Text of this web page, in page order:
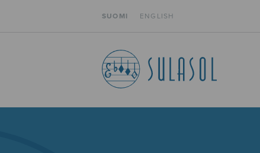
SUOMI ENGLISH